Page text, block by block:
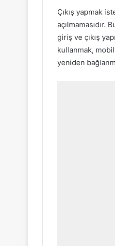
Çıkış yapmak
açılmamasıdır.
giriş ve çıkış
kullanmak, mobil
yeniden